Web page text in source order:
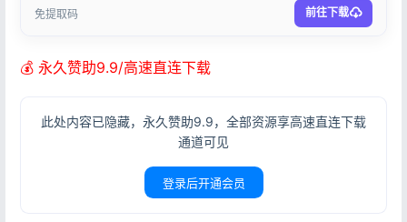
免提取码 前往下载
💰 永久赞助9.9/高速直连下载
此处内容已隐藏，永久赞助9.9，全部资源享高速直连下载
通道可见
登录后开通会员